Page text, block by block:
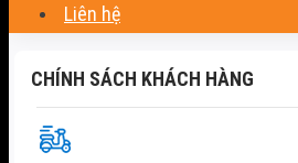
Liên hệ
CHÍNH SÁCH KHÁCH HÀNG